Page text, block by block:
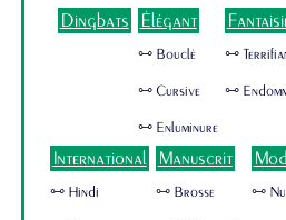
Dingbats Élégant
🜺 Bouclé
🜺 Cursive
🜺 Enluminure
🜺
🜺
International
🜺 Hindi
Manuscrit
🜺 Brosse 🜺